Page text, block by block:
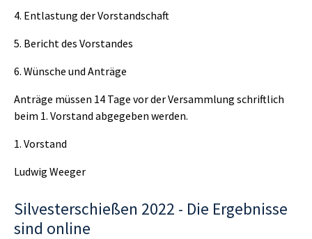
4. Entlastung der Vorstandschaft
5. Bericht des Vorstandes
6. Wünsche und Anträge
Anträge müssen 14 Tage vor der Versammlung schriftlich
beim 1. Vorstand abgegeben werden.
1. Vorstand
Ludwig Weeger
Silvesterschießen 2022 - Die Ergebnisse
sind online